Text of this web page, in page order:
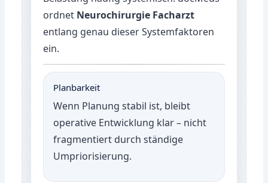
ordnet Neurochirurgie Facharzt
entlang genau dieser Systemfaktoren
ein.
Planbarkeit
Wenn Planung stabil ist, bleibt
operative Entwicklung klar – nicht
fragmentiert durch ständige
Umpriorisierung.